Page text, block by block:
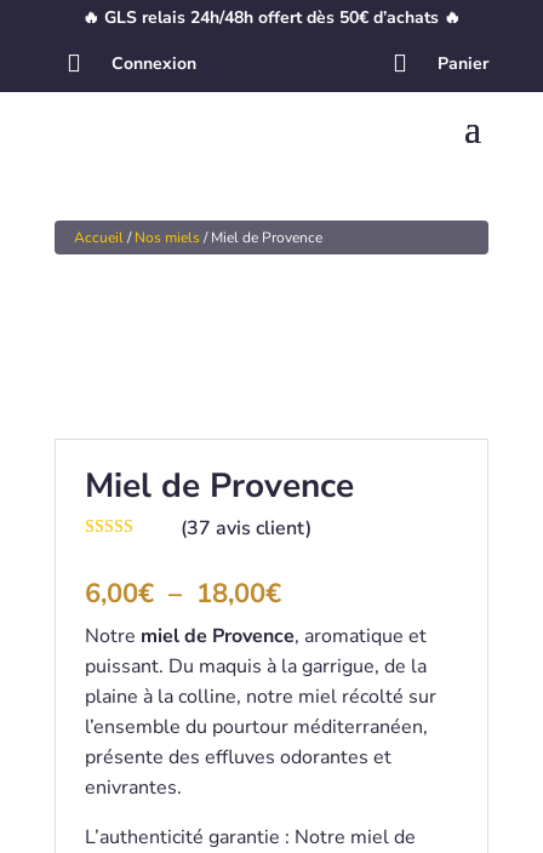
🔥 GLS relais 24h/48h offert dès 50€ d’achats 🔥
 Connexion  Panier
Accueil/Nos miels/ Miel de Provence
Miel de Provence
surnotations
client
(37 avis client)
6,00€ – 18,00€Plage
prix :
6,00€
à
18,00€
Notre miel de Provence, aromatique et
puissant. Du maquis à la garrigue, de la
plaine à la colline, notre miel récolté sur
l’ensemble du pourtour méditerranéen,
présente des effluves odorantes et
enivrantes.
L’authenticité garantie : Notre miel de